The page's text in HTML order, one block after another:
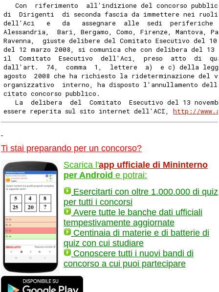
Con  riferimento  all'indizione del concorso
di  Dirigenti  di seconda fascia da immettere nei
dell'Aci   e   da   assegnare  alle  sedi  periferiche
Alessandria,  Bari, Bergamo, Como, Firenze, Mantova,
Ravenna,  giuste delibere del Comitato Esecutivo del
del 12 marzo 2008, si comunica che con delibera del 13
il  Comitato  Esecutivo  dell'Aci,  preso  atto  di
dall'art.  74,  comma  1,  lettere  a)  e c) della
agosto  2008 che ha richiesto la rideterminazione del
organizzativo  interno, ha disposto l'annullamento
citato concorso pubblico.
La  delibera  del  Comitato  Esecutivo del 13
essere reperita sul sito internet dell'ACI, http://
Ti stai preparando per un concorso?
Scarica l'app ufficiale di Mininterno
per Android e potrai:
Esercitarti con oltre 1.000.000 di quiz
per tutti i concorsi
Avere tutte le banche dati ufficiali
tempestivamente aggiornate
Centinaia di materie e di batterie di
quiz con cui studiare
Conoscere tutti i nuovi bandi di
concorso a cui puoi partecipare